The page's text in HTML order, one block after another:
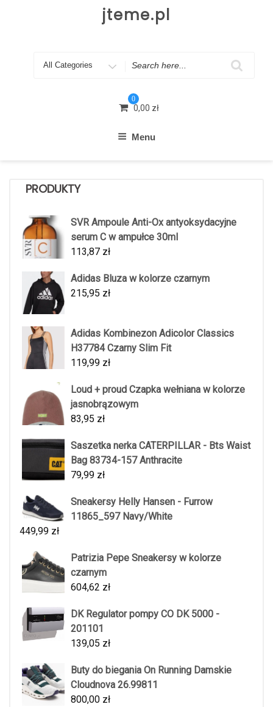
jteme.pl
Search
0
0,00 zł
Menu
PRODUKTY
SVR Ampoule Anti-Ox antyoksydacyjne
serum C w ampułce 30ml
113,87 zł
Adidas Bluza w kolorze czarnym
215,95 zł
Adidas Kombinezon Adicolor Classics
H37784 Czarny Slim Fit
119,99 zł
Loud + proud Czapka wełniana w kolorze
jasnobrązowym
83,95 zł
Saszetka nerka CATERPILLAR - Bts Waist
Bag 83734-157 Anthracite
79,99 zł
Sneakersy Helly Hansen - Furrow
11865_597 Navy/White
449,99 zł
Patrizia Pepe Sneakersy w kolorze
czarnym
604,62 zł
DK Regulator pompy CO DK 5000 -
201101
139,05 zł
Buty do biegania On Running Damskie
Cloudnova 26.99811
800,00 zł